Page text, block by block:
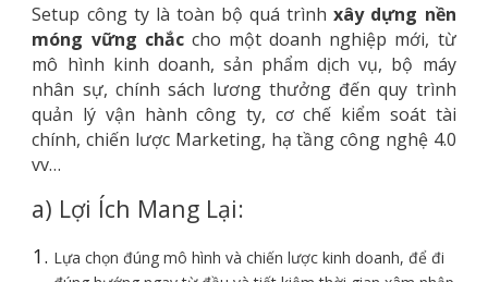
Setup công ty là toàn bộ quá trìnhxây dựng nền
móng vững chắccho một doanh nghiệp mới, từ
mô hình kinh doanh, sản phẩm dịch vụ, bộ máy
nhân sự, chính sách lương thưởng đến quy trình
quản lý vận hành công ty, cơ chế kiểm soát tài
chính, chiến lược Marketing, hạ tầng công nghệ 4.0
vv…
a) Lợi Ích Mang Lại:
Lựa chọn đúng mô hình và chiến lược kinh doanh, để đi